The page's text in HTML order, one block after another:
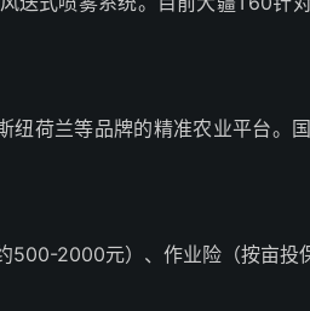
纽荷兰等品牌的精准农业平台。
500-2000元）、作业险（按亩投